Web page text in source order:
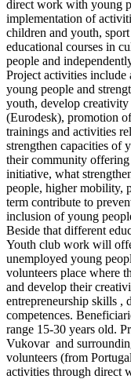
direct work with young
implementation of
children and youth,
educational courses in
people and
Project activities
young people and
youth, develop
(Eurodesk), promotion
trainings and activities
strengthen capacities of
their community
initiative, what
people, higher mobility,
term contribute to
inclusion of young
Beside that different
Youth club work will
unemployed young
volunteers place where
and develop their
entrepreneurship skills ,
competences.
range 15-30 years old.
Vukovar and
volunteers (from
activities through direct